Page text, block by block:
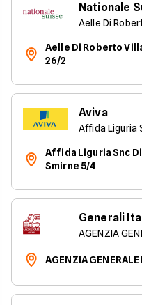
Nationale
Aelle Di
Aelle Di Roberto
26/2
Aviva
Affida Liguria
Affida Liguria Snc Di
Smirne 5/4
Generali
AGENZIA
AGENZIA